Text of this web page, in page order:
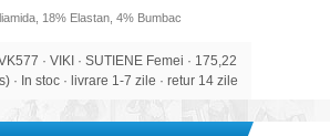
18% Elastan, 4% Bumbac
· VIKI · SUTIENE Femei · 175,22
· In stoc · livrare 1-7 zile · retur 14 zile